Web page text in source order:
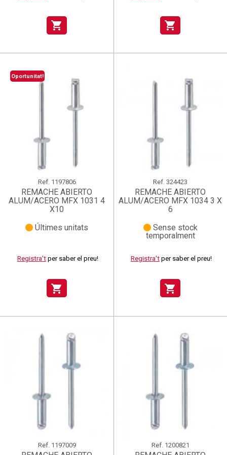
shopping_cart shopping_cart
Oportunitat!
Ref. 1197806
REMACHE ABIERTO
ALUM/ACERO MFX 1031 4
X10
Últimes unitats
Registra't per saber el preu!
shopping_cart
Ref. 324423
REMACHE ABIERTO
ALUM/ACERO MFX 1034 3 X
6
Sense stock
temporalment
Registra't per saber el preu!
shopping_cart
Ref. 1197009 Ref. 1200821